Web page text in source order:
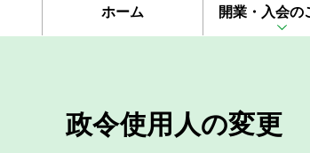
ホーム 開業・入会の
政令使用人の変更